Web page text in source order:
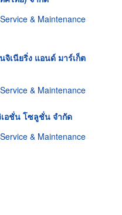
& Maintenance
จิเนียริ่ง แอนด์ มาร์เก็ต
& Maintenance
เอชั่น โซลูชั่น จำกัด
& Maintenance